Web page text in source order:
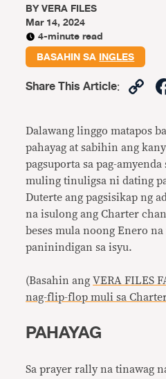
BYVERA FILES
Mar 14, 2024
4-minute read
BASAHIN SAINGLES
Share This Article:
Dalawang linggo matapos
pahayag at sabihin ang
pagsuporta sa pag-
muling tinuligsa ni dating
Duterte ang pagsisikap ng
na isulong ang Charter
beses mula noong Enero na
paninindigan sa isyu.
(Basahin angVERA FILES
nag-flip-flop muli sa
PAHAYAG
Sa prayer rally na tinawag